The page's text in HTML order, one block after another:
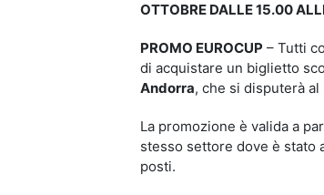
OTTOBRE DALLE 15.00
PROMO EUROCUP – Tutti
di acquistare un biglietto
Andorra, che si disputerà
La promozione è valida a
stesso settore dove è stato
posti.